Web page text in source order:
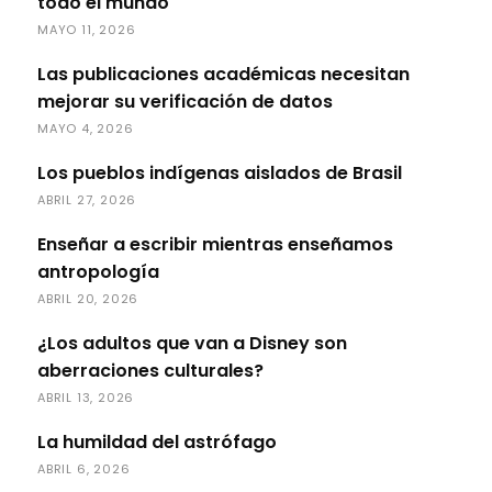
MAYO 11, 2026
Las publicaciones académicas necesitan
mejorar su verificación de datos
MAYO 4, 2026
Los pueblos indígenas aislados de Brasil
ABRIL 27, 2026
Enseñar a escribir mientras enseñamos
antropología
ABRIL 20, 2026
¿Los adultos que van a Disney son
aberraciones culturales?
ABRIL 13, 2026
La humildad del astrófago
ABRIL 6, 2026